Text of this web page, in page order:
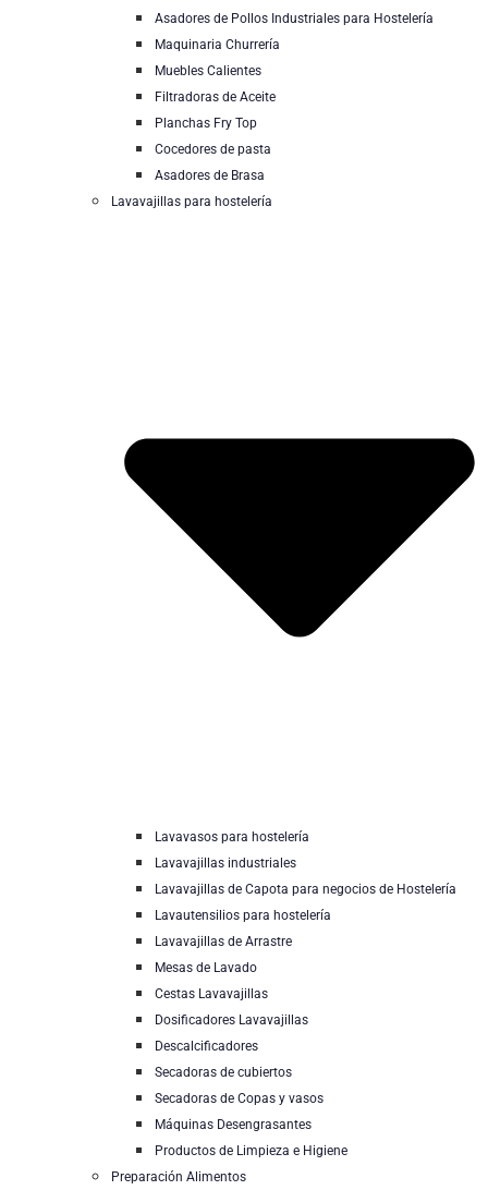
Asadores de Pollos Industriales para Hostelería
Maquinaria Churrería
Muebles Calientes
Filtradoras de Aceite
Planchas Fry Top
Cocedores de pasta
Asadores de Brasa
Lavavajillas para hostelería
Lavavasos para hostelería
Lavavajillas industriales
Lavavajillas de Capota para negocios de Hostelería
Lavautensilios para hostelería
Lavavajillas de Arrastre
Mesas de Lavado
Cestas Lavavajillas
Dosificadores Lavavajillas
Descalcificadores
Secadoras de cubiertos
Secadoras de Copas y vasos
Máquinas Desengrasantes
Productos de Limpieza e Higiene
Preparación Alimentos